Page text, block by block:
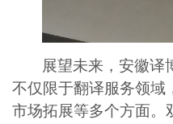
展望未来，安徽译
不仅限于翻译服务领域
市场拓展等多个方面。